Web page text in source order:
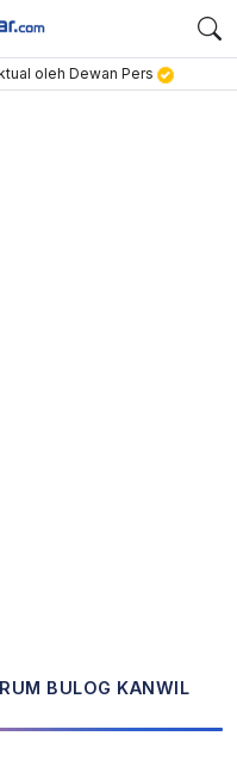
oleh Dewan Pers
BULOG KANWIL